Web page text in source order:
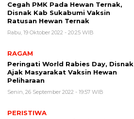
Cegah PMK Pada Hewan Ternak,
Disnak Kab Sukabumi Vaksin
Ratusan Hewan Ternak
Rabu, 19 Oktober 2022 - 20:25 WIB
RAGAM
Peringati World Rabies Day, Disnak
Ajak Masyarakat Vaksin Hewan
Peliharaan
Senin, 26 September 2022 - 19:57 WIB
PERISTIWA